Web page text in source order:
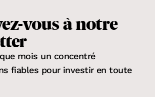
vousà notre
mois un concentré
fiables pour investir en toute